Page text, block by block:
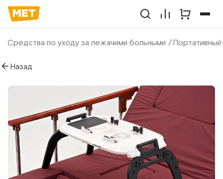
Средства по уходу за лежачими больными
Назад